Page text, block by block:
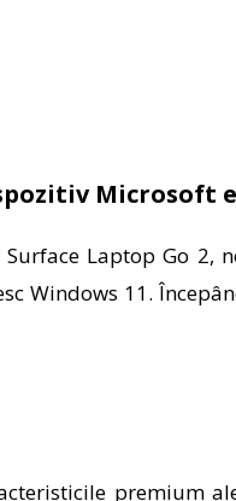
Microsoft
Laptop Go 2,
Windows 11.
premium